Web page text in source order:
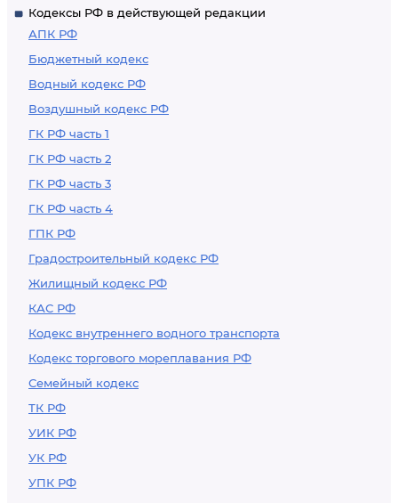
Кодексы РФ в действующей редакции
АПК РФ
Бюджетный кодекс
Водный кодекс РФ
Воздушный кодекс РФ
ГК РФ часть 1
ГК РФ часть 2
ГК РФ часть 3
ГК РФ часть 4
ГПК РФ
Градостроительный кодекс РФ
Жилищный кодекс РФ
КАС РФ
Кодекс внутреннего водного транспорта
Кодекс торгового мореплавания РФ
Семейный кодекс
ТК РФ
УИК РФ
УК РФ
УПК РФ